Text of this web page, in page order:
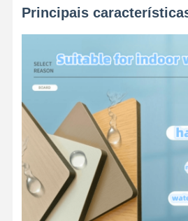
Principais